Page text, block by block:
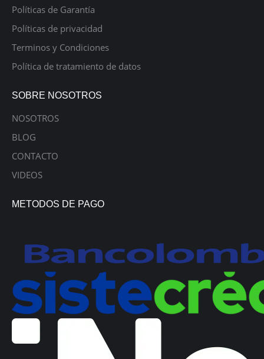
Políticas de Garantía
Políticas de privacidad
Terminos y Condiciones
Política de tratamiento de datos
SOBRE NOSOTROS
NOSOTROS
BLOG
CONTACTO
VIDEOS
METODOS DE PAGO